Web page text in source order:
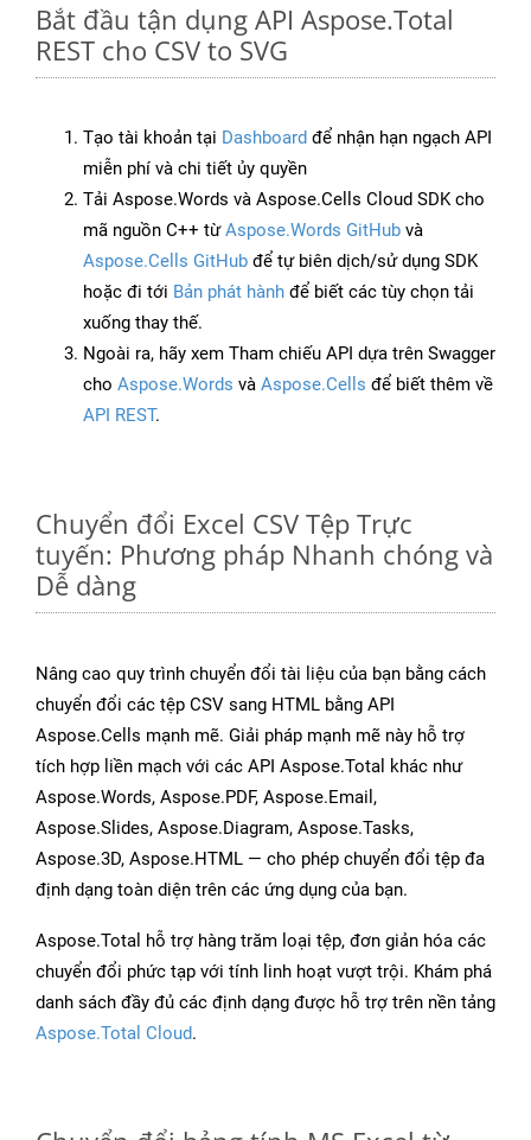
Bắt đầu tận dụng API Aspose.Total
REST cho CSV to SVG
Tạo tài khoản tại Dashboard để nhận hạn ngạch API
miễn phí và chi tiết ủy quyền
Tải Aspose.Words và Aspose.Cells Cloud SDK cho
mã nguồn C++ từAspose.Words GitHub và
Aspose.Cells GitHub để tự biên dịch/sử dụng SDK
hoặc đi tới Bản phát hành để biết các tùy chọn tải
xuống thay thế.
Ngoài ra, hãy xem Tham chiếu API dựa trên Swagger
cho Aspose.Words và Aspose.Cells để biết thêm về
API REST.
Chuyển đổi Excel CSV Tệp Trực
tuyến: Phương pháp Nhanh chóng và
Dễ dàng
Nâng cao quy trình chuyển đổi tài liệu của bạn bằng cách
chuyển đổi các tệp CSV sang HTML bằng API
Aspose.Cells mạnh mẽ. Giải pháp mạnh mẽ này hỗ trợ
tích hợp liền mạch với các API Aspose.Total khác như
Aspose.Words, Aspose.PDF, Aspose.Email,
Aspose.Slides, Aspose.Diagram, Aspose.Tasks,
Aspose.3D, Aspose.HTML — cho phép chuyển đổi tệp đa
định dạng toàn diện trên các ứng dụng của bạn.
Aspose.Total hỗ trợ hàng trăm loại tệp, đơn giản hóa các
chuyển đổi phức tạp với tính linh hoạt vượt trội. Khám phá
danh sách đầy đủ các định dạng được hỗ trợ trên nền tảng
Aspose.Total Cloud.